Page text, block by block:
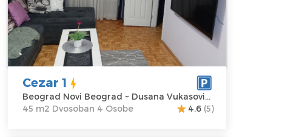
Beograd
Adresa:
Dusana
Vukasovica 61
Cena50 €
m2
Struktura :
Dvosoban
Cezar 1
Beograd Novi Beograd ~ Dusana Vukasovica 61
45 m2 Dvosoban 4 Osobe
4.6 (5)